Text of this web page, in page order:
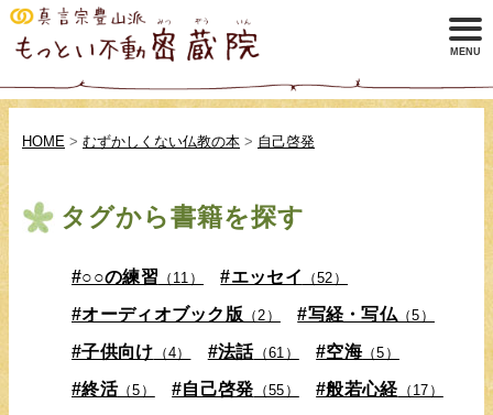
HOME > むずかしくない仏教の本 > 自己啓発
タグから書籍を探す
#○○の練習 （11） #エッセイ （52）
#オーディオブック版 （2） #写経・写仏（5）
#子供向け （4） #法話（61） #空海（5）
#終活（5） #自己啓発 （55） #般若心経 （17）